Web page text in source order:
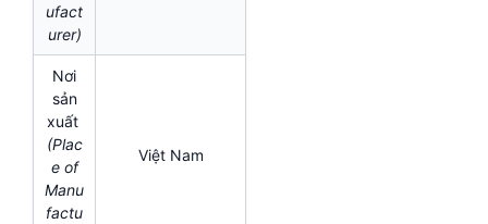
ufact
urer)
Nơi
sản
xuất
(Plac
e of
Manu
factu
Việt Nam